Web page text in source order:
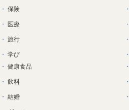
保険
医療
旅行
学び
健康食品
飲料
結婚